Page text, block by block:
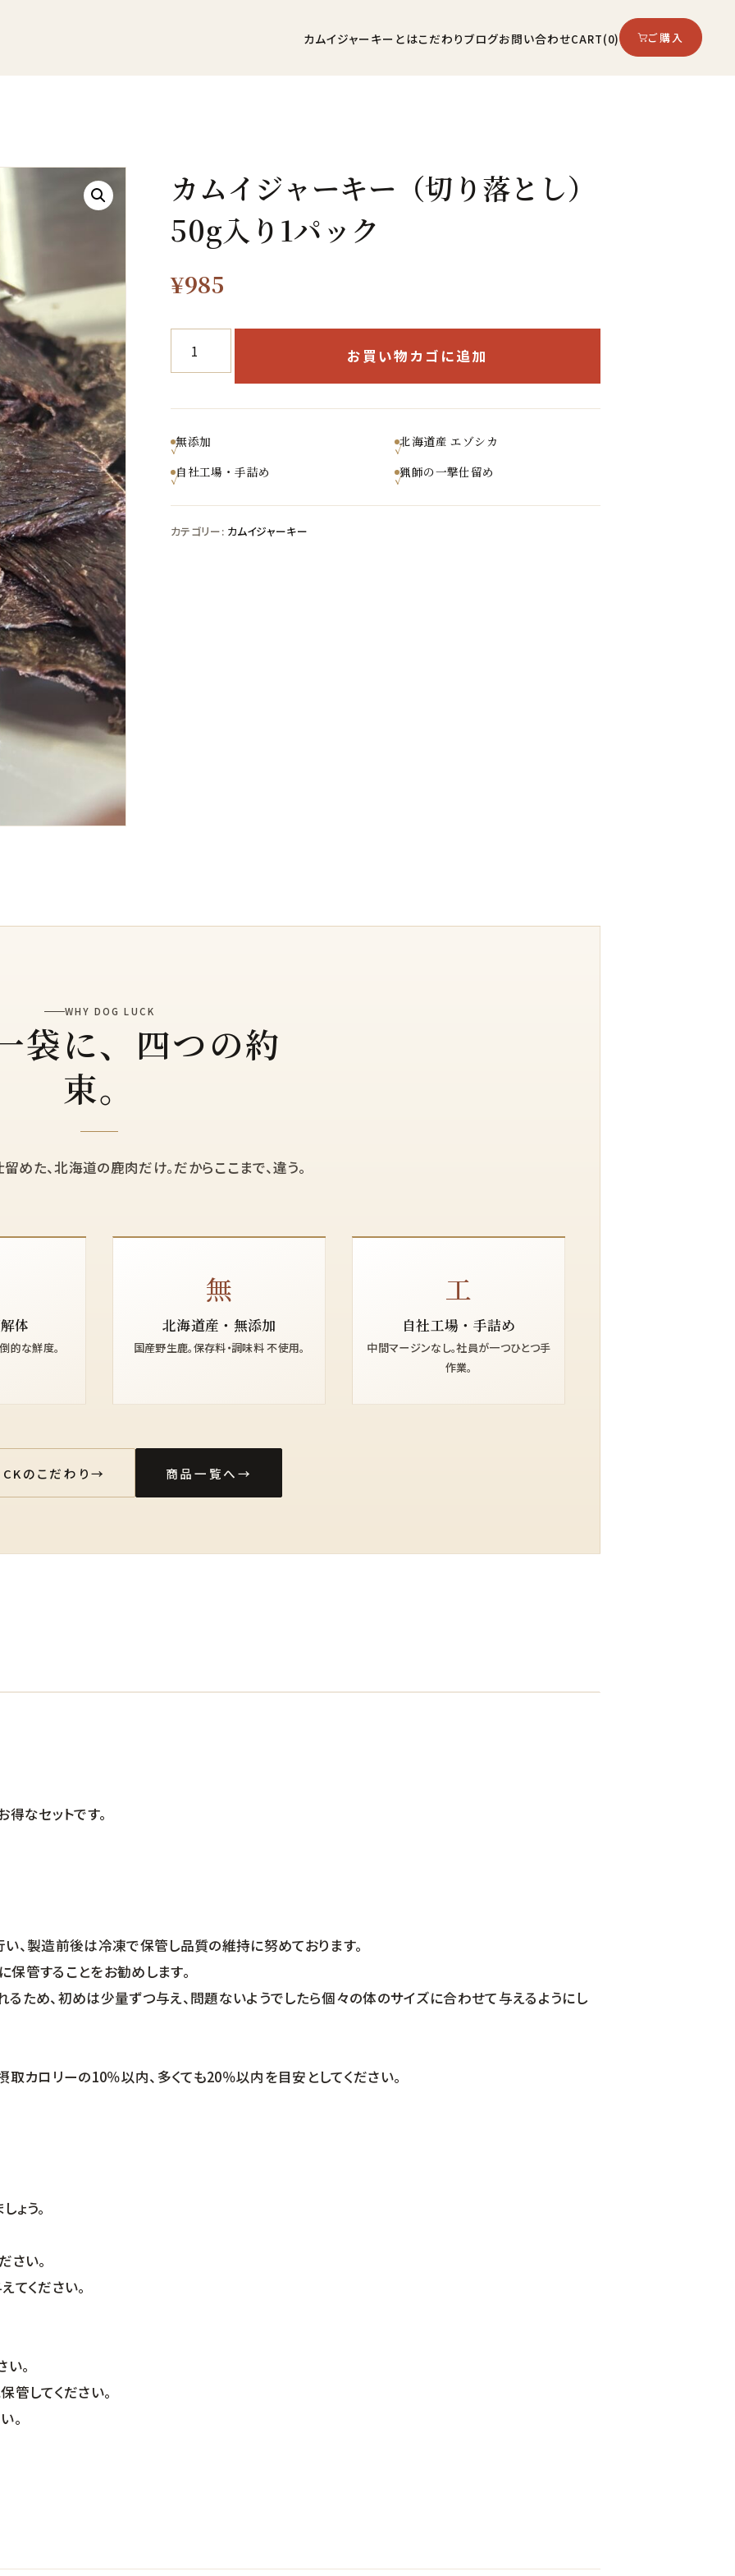
カムイジャーキーとはこだわりブログお問い合わせCART(0) ご購入
カムイジャーキー（切り落とし）
50g入り1パック
¥985
ジャー
キー
（切
り
落
と
お買い物カゴに追加
無添加
北海道産 エゾシカ
自社工場・手詰め
猟師の一撃仕留め
カテゴリー: カムイジャーキー
WHY DOG LUCK
袋に、四つの約
束。
めた、北海道の鹿肉だけ。だからここまで、違う。
体
的な鮮度。
無
北海道産・無添加
国産野生鹿。保存料・調味料 不使用。
工
自社工場・手詰め
中間マージンなし。社員が一つひとつ手
作業。
のこだわり→ 商品一覧へ→
なセットです。
、製造前後は冷凍で保管し品質の維持に努めております。
管することをお勧めします。
ため、初めは少量ずつ与え、問題ないようでしたら個々の体のサイズに合わせて与えるようにし
カロリーの10％以内、多くても20％以内を目安としてください。
ょう。
さい。
ください。
。
してください。
。